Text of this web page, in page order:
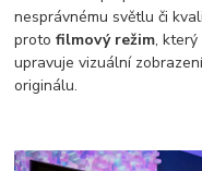
nesprávnému světlu či
protofilmový režim,
upravuje vizuální
originálu.